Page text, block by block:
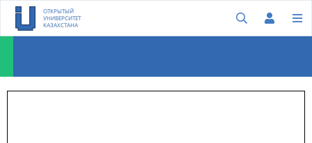
ОТКРЫТЫЙ
УНИВЕРСИТЕТ
КАЗАХСТАНА